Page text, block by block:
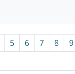
5 6 7 8 9